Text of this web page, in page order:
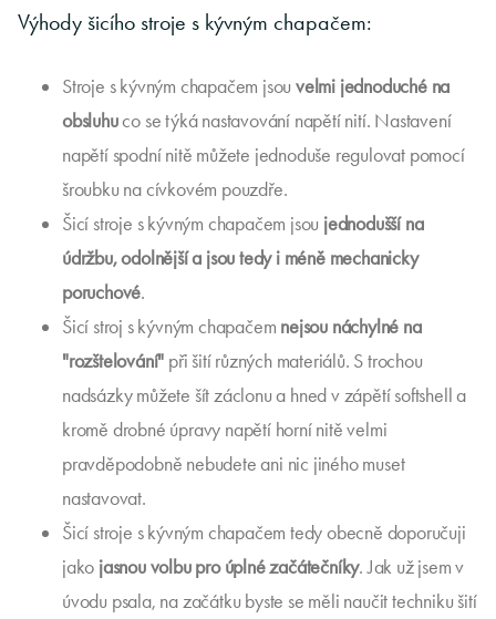
Výhody šicího stroje s kývným chapačem:
Stroje s kývným chapačem jsou velmi jednoduché na
obsluhuco se týká nastavování napětí nití. Nastavení
napětí spodní nitě můžete jednoduše regulovat pomocí
šroubku na cívkovém pouzdře.
Šicí stroje s kývným chapačem jsou jednodušší na
údržbu, odolnější a jsou tedy i méně mechanicky
poruchové.
Šicí stroj s kývným chapačem nejsou náchylné na
"rozštelování" při šití různých materiálů. S trochou
nadsázky můžete šít záclonu a hned v zápětí softshell a
kromě drobné úpravy napětí horní nitě velmi
pravděpodobně nebudete ani nic jiného muset
nastavovat.
Šicí stroje s kývným chapačem tedy obecně doporučuji
jako jasnou volbu pro úplné začátečníky. Jak už jsem v
úvodu psala, na začátku byste se měli naučit techniku šití